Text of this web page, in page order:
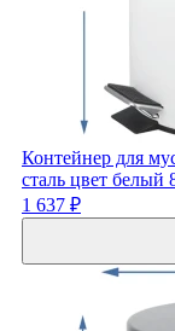
Контейнер для
сталь цвет белый
1 637 ₽